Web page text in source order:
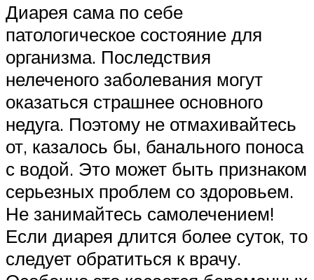
Диарея сама по себе
патологическое состояние для
организма. Последствия
нелеченого заболевания могут
оказаться страшнее основного
недуга. Поэтому не отмахивайтесь
от, казалось бы, банального поноса
с водой. Это может быть признаком
серьезных проблем со здоровьем.
Не занимайтесь самолечением!
Если диарея длится более суток, то
следует обратиться к врачу.